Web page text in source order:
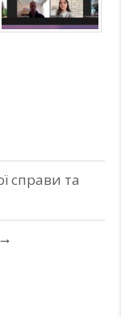
справи та
→